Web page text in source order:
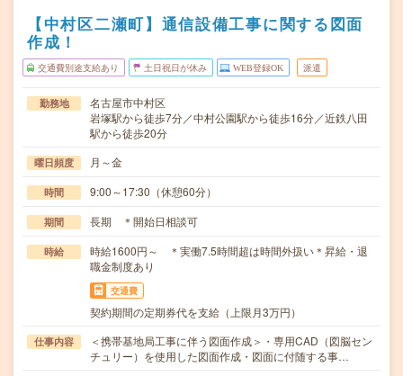
【中村区二瀬町】通信設備工事に関する図面
作成！
交通費別途支給あり 土日祝日が休み WEB登録OK 派遣
勤務地
名古屋市中村区
岩塚駅から徒歩7分／中村公園駅から徒歩16分／近鉄八田
駅から徒歩20分
曜日頻度 月～金
時間 9:00～17:30（休憩60分）
期間 長期 ＊開始日相談可
時給
時給1600円～ ＊実働7.5時間超は時間外扱い＊昇給・退
職金制度あり
交通費
契約期間の定期券代を支給（上限月3万円）
仕事内容
＜携帯基地局工事に伴う図面作成＞・専用CAD（図脳セン
チュリー）を使用した図面作成・図面に付随する事…